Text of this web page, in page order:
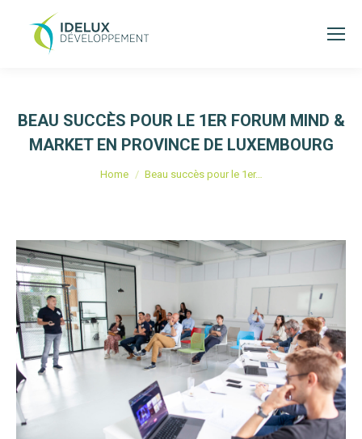
BEAU SUCCÈS POUR LE 1ER FORUM MIND &
MARKET EN PROVINCE DE LUXEMBOURG
Je bent hier:
Home Beau succès pour le 1er…